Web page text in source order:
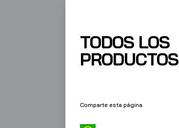
TODOS LOS
PRODUCTOS
Comparte esta página